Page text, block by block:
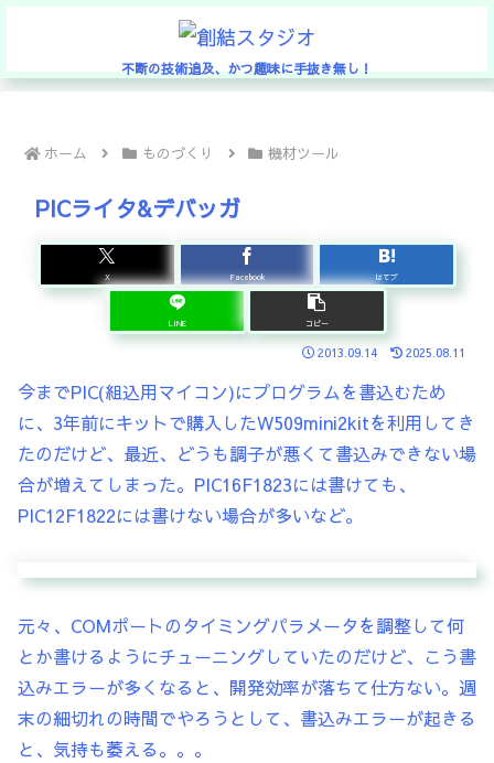
不断の技術追及、かつ趣味に手抜き無し！
ホーム ものづくり 機材ツール
PICライタ&デバッガ
X Facebook はてブ
LINE コピー
2013.09.14 2025.08.11
今までPIC(組込用マイコン)にプログラムを書込むため
に、3年前にキットで購入したW509mini2kitを利用してき
たのだけど、最近、どうも調子が悪くて書込みできない場
合が増えてしまった。PIC16F1823には書けても、
PIC12F1822には書けない場合が多いなど。
元々、COMポートのタイミングパラメータを調整して何
とか書けるようにチューニングしていたのだけど、こう書
込みエラーが多くなると、開発効率が落ちて仕方ない。週
末の細切れの時間でやろうとして、書込みエラーが起きる
と、気持も萎える。。。